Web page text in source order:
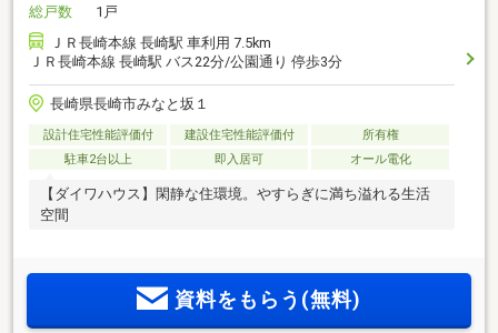
総戸数
1戸
ＪＲ長崎本線 長崎駅 車利用 7.5km
ＪＲ長崎本線 長崎駅 バス22分/公園通り 停歩3分
長崎県長崎市みなと坂１
設計住宅性能評価付 建設住宅性能評価付
所有権
駐車2台以上
即入居可 オール電化
【ダイワハウス】閑静な住環境。やすらぎに満ち溢れる生活
空間
資料をもらう(無料)